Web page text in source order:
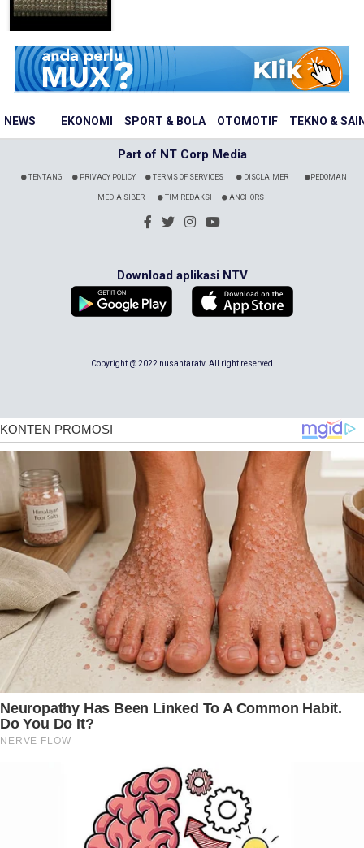
NEWS EKONOMI SPORT & BOLA OTOMOTIF TEKNO &
Part of NT Corp Media
TENTANG PRIVACY POLICY TERMS OF SERVICES DISCLAIMER PEDOMAN
MEDIA SIBER TIM REDAKSI ANCHORS
Download aplikasi NTV
Copyright @ 2022 nusantaratv. All right reserved